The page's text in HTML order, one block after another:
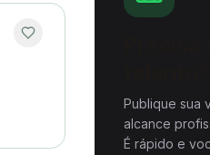
Publique sua
alcance
É rápido e